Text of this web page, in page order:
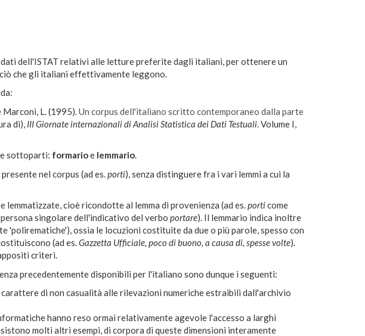
dell'ISTAT relativi alle letture preferite dagli italiani, per ottenere un
che gli italiani effettivamente leggono.
Marconi, L. (1995). Un corpus dell'italiano scritto contemporaneo dalla parte
di), III Giornate internazionali di Analisi Statistica dei Dati Testuali. Volume I,
sottoparti: formarioe lemmario.
nel corpus (ad es. porti), senza distinguere fra i vari lemmi a cui la
cioè ricondotte al lemma di provenienza (ad es.porticome
persona singolare dell'indicativo del verbo portare). Il lemmario indica inoltre
'polirematiche'), ossia le locuzioni costituite da due o più parole, spesso con
(ad es.Gazzetta Ufficiale, poco di buono, a causa di, spesse volte).
criteri.
precedentemente disponibili per l'italiano sono dunque i seguenti:
di non casualità alle rilevazioni numeriche estraibili dall'archivio
hanno reso ormai relativamente agevole l'accesso a larghi
molti altri esempi, di corpora di queste dimensioni interamente